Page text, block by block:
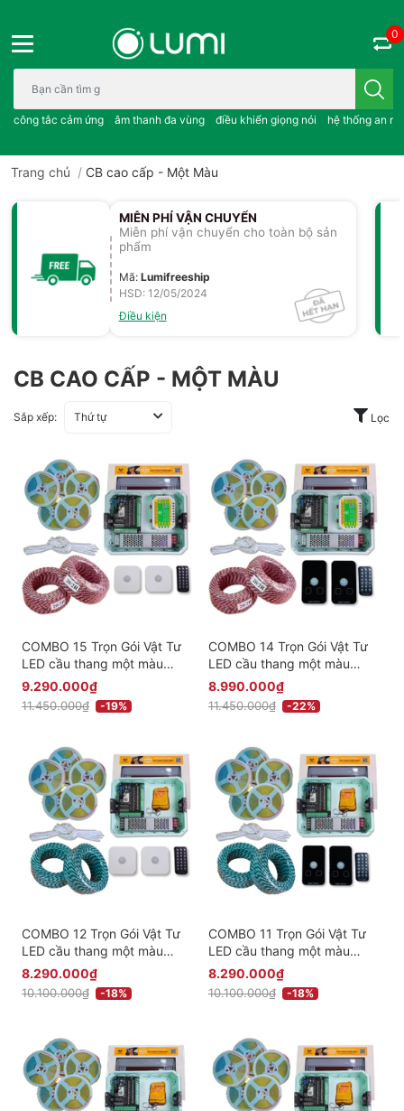
Bạn cần tìm gì..; công tắc cảm ứng..; âm thanh đa vùng ; điều
công tắc cảm ứng âm thanh đa vùng điều khiển giọng nói hệ thống an
0
Trang chủ / CB cao cấp - Một Màu
MIỄN PHÍ VẬN CHUYỂN
Miễn phí vận chuyển cho toàn bộ sản
phẩm
Mã: Lumifreeship
HSD: 12/05/2024
Điều kiện
CB CAO CẤP - MỘT MÀU
Sắp xếp: Thứ tự Lọc
COMBO 15 Trọn Gói Vật Tư
LED cầu thang một màu
thông minh Cao Cấp - Có
điều khiển qua app - Phiên
bản Cảm Biến Nổi
9.290.000₫
11.450.000₫ -19%
COMBO 14 Trọn Gói Vật Tư
LED cầu thang một màu
thông minh Cao Cấp - Có
điều khiển qua app - Phiên
bản Cảm Biến Âm
8.990.000₫
11.450.000₫ -22%
COMBO 12 Trọn Gói Vật Tư
LED cầu thang một màu
thông minh Cao Cấp - Phiên
bản Cảm Biến Nổi
8.290.000₫
10.100.000₫ -18%
COMBO 11 Trọn Gói Vật Tư
LED cầu thang một màu
thông minh Cao Cấp - Phiên
bản Cảm Biến Âm
8.290.000₫
10.100.000₫ -18%